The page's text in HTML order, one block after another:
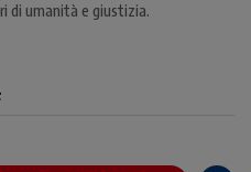
di umanità e giustizia.